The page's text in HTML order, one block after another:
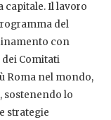
capitale. Il lavoro
del
con
dei Comitati
Roma nel mondo,
sostenendo lo
strategie